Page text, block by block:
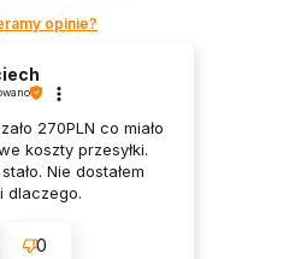
opinie?
270PLN co miało
koszty przesyłki.
Nie dostałem
dlaczego.
0